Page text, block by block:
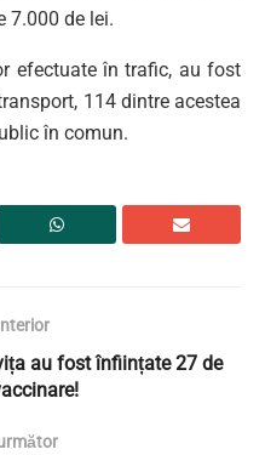
7.000 de lei.
efectuate în trafic, au fost
114 dintre acestea
în comun.
au fost înființate 27 de